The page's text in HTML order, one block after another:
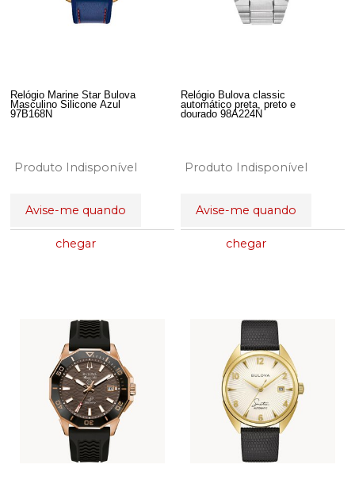
Relógio Marine Star Bulova
Masculino Silicone Azul
97B168N
Produto Indisponível
Avise-me quando
chegar
Relógio Bulova classic
automático preta, preto e
dourado 98A224N
Produto Indisponível
Avise-me quando
chegar